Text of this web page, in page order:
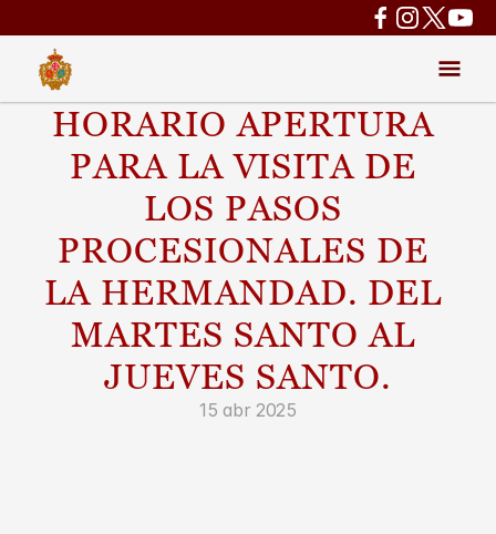
HORARIO APERTURA
PARA LA VISITA DE
LOS PASOS
PROCESIONALES DE
LA HERMANDAD. DEL
MARTES SANTO AL
JUEVES SANTO.
15 abr 2025